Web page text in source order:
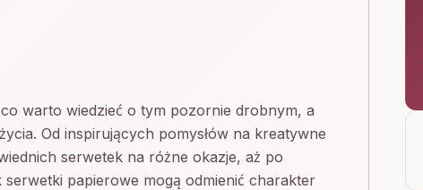
warto wiedzieć o tym pozornie drobnym, a
Od inspirujących pomysłów na kreatywne
serwetek na różne okazje, aż po
papierowe mogą odmienić charakter